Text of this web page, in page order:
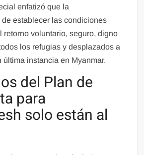
enfatizó que la
establecer las condiciones
retorno voluntario, seguro, digno
los refugias y desplazados a
última instancia en Myanmar.
del Plan de
para
solo están al